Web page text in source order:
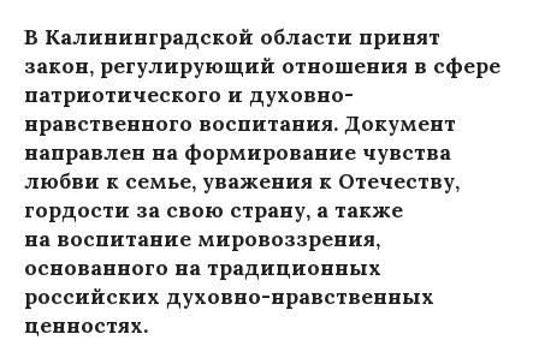
В Калининградской области принят
закон, регулирующий отношения в сфере
патриотического и духовно-
нравственного воспитания. Документ
направлен на формирование чувства
любви к семье, уважения к Отечеству,
гордости за свою страну, а также
на воспитание мировоззрения,
основанного на традиционных
российских духовно-нравственных
ценностях.